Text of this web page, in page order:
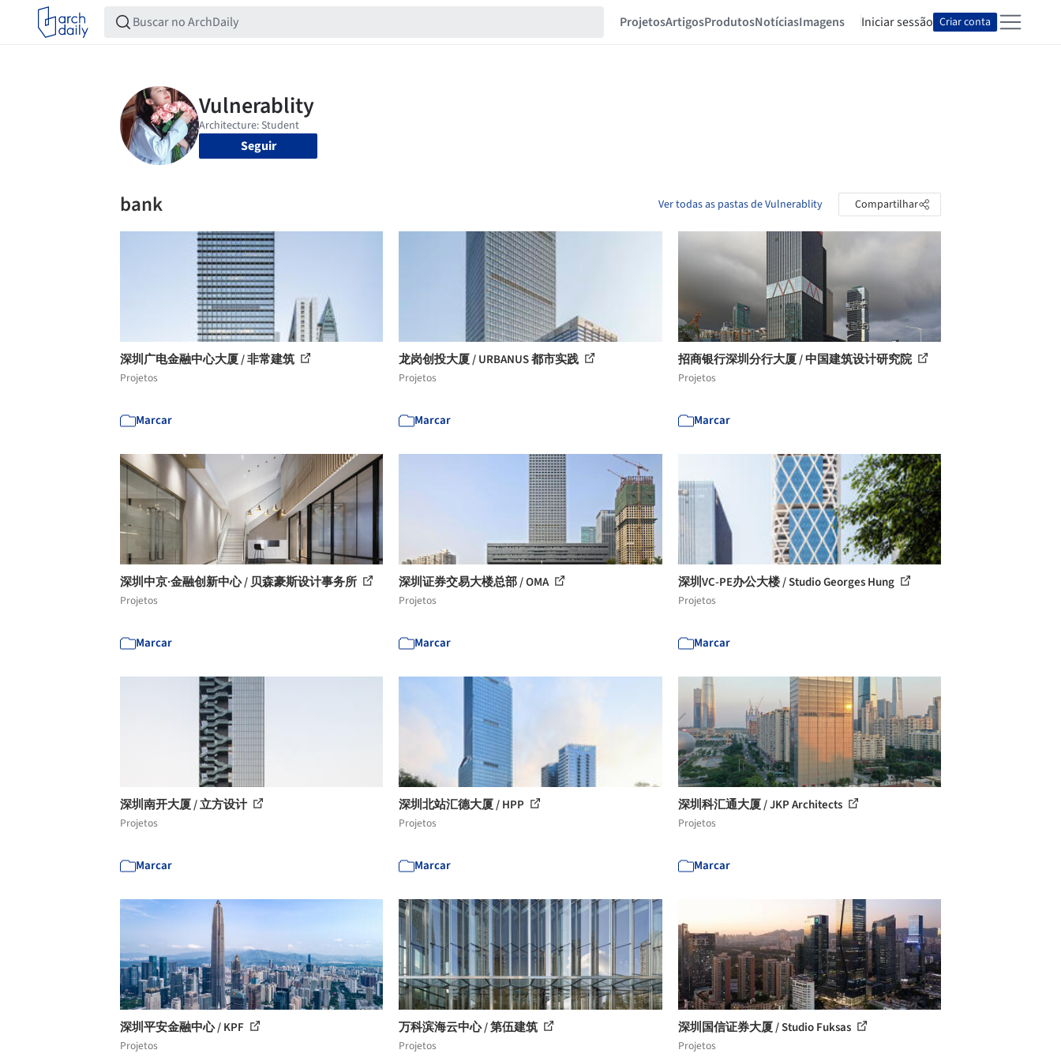
ProjetosArtigosProdutosNotíciasImagens Iniciar sessão Criar conta
Seguir
bank Ver todas as pastas de Vulnerablity Compartilhar
深圳广电金融中心大厦 / 非常建筑
Projetos
Marcar
龙岗创投大厦 / URBANUS 都市实践
Projetos
Marcar
招商银行深圳分行大厦 / 中国建筑设计研究院
Projetos
Marcar
深圳中京·金融创新中心 / 贝森豪斯设计事务所
Projetos
Marcar
深圳证券交易大楼总部 / OMA
Projetos
Marcar
深圳VC-PE办公大楼 / Studio Georges Hung
Projetos
Marcar
深圳南开大厦 / 立方设计
Projetos
Marcar
深圳北站汇德大厦 / HPP
Projetos
Marcar
深圳科汇通大厦 / JKP Architects
Projetos
Marcar
深圳平安金融中心 / KPF
Projetos
万科滨海云中心 / 第伍建筑
Projetos
深圳国信证券大厦 / Studio Fuksas
Projetos